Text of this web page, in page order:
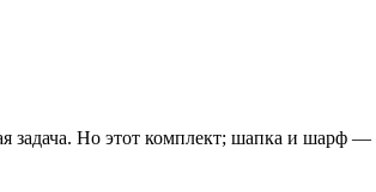
Но этот комплект; шапка и шарф —